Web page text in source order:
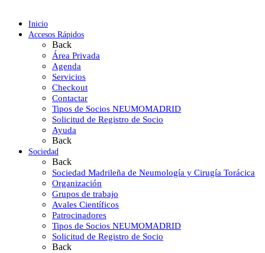
Inicio
Accesos Rápidos
Back
Área Privada
Agenda
Servicios
Checkout
Contactar
Tipos de Socios NEUMOMADRID
Solicitud de Registro de Socio
Ayuda
Back
Sociedad
Back
Sociedad Madrileña de Neumología y Cirugía Torácica
Organización
Grupos de trabajo
Avales Científicos
Patrocinadores
Tipos de Socios NEUMOMADRID
Solicitud de Registro de Socio
Back